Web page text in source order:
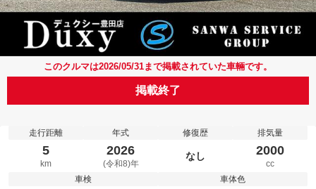
このクルマは2026/05/31まで掲載されていた車輛です。
掲載終了
走行距離
5
km
年式
2026
(令和8)年
修復歴
なし
排気量
2000
cc
車検
車体色